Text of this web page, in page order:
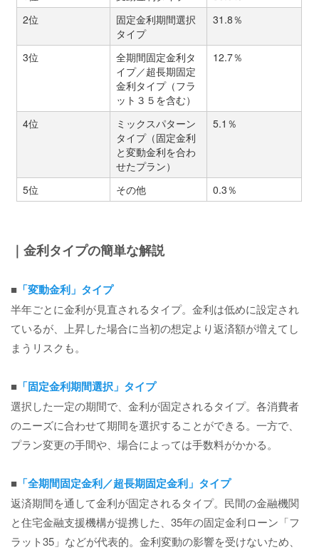
2位
固定金利期間選択
タイプ
31.8％
3位
全期間固定金利タ
イプ／超長期固定
金利タイプ（フラ
ット３５を含む）
12.7％
4位
ミックスパターン
タイプ（固定金利
と変動金利を合わ
せたプラン）
5.1％
5位 その他 0.3％
｜金利タイプの簡単な解説
■ 「変動金利」タイプ
半年ごとに金利が見直されるタイプ。金利は低めに設定され
ているが、上昇した場合に当初の想定より返済額が増えてし
まうリスクも。
■ 「固定金利期間選択」タイプ
選択した一定の期間で、金利が固定されるタイプ。各消費者
のニーズに合わせて期間を選択することができる。一方で、
プラン変更の手間や、場合によっては手数料がかかる。
■ 「全期間固定金利／超長期固定金利」タイプ
返済期間を通して金利が固定されるタイプ。民間の金融機関
と住宅金融支援機構が提携した、35年の固定金利ローン「フ
ラット35」などが代表的。金利変動の影響を受けないため、